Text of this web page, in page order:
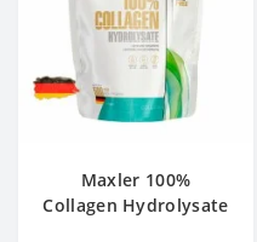
Maxler 100%
Collagen Hydrolysate